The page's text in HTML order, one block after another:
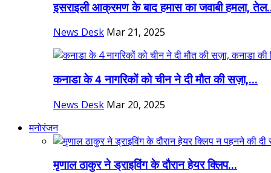
इसराइली आक्रमण के बाद हमास का जवाबी हमला,
News Desk Mar 21, 2025
कनाडा के 4 नागरिकों को चीन ने दी मौत की सज़ा,...
News Desk Mar 20, 2025
मनोरंजन
मृणाल ठाकुर ने ड्राइविंग के दौरान हेयर क्लिप...